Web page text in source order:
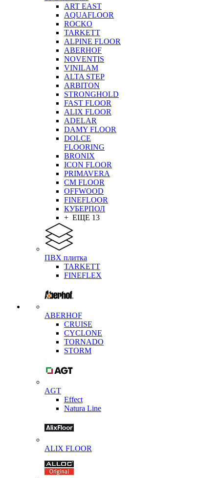
ART EAST
AQUAFLOOR
ROCKO
TARKETT
ALPINE FLOOR
ABERHOF
NOVENTIS
VINILAM
ALTA STEP
ARBITON
STRONGHOLD
FAST FLOOR
ALIX FLOOR
ADELAR
DAMY FLOOR
DOLCE
FLOORING
BRONIX
ICON FLOOR
PRIMAVERA
CM FLOOR
OFFWOOD
FINEFLOOR
КУБЕРПОЛ
+ ЕЩЕ 13
ПВХ плитка
TARKETT
FINEFLEX
ABERHOF
CRUISE
CYCLONE
TORNADO
STORM
AGT
Effect
Natura Line
ALIX FLOOR